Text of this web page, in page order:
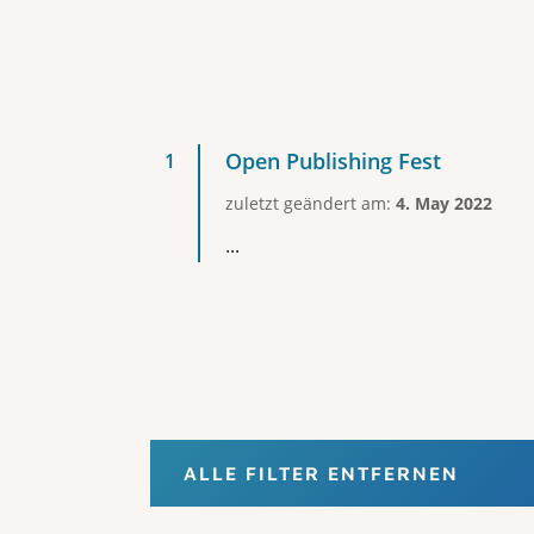
Open Publishing Fest
zuletzt geändert am: 4. May 2022
...
ALLE FILTER ENTFERNEN